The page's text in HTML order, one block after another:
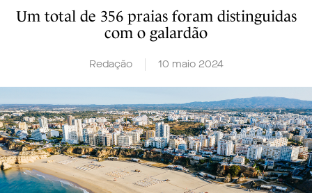
Um total de 356 praias foram distinguidas
com o galardão
Redação 10 maio 2024